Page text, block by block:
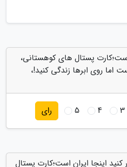
است؛کارت پستال های کوهستانی،
اما روی ابرها زندگی کنید!،
3
4
5 رای
کنید اینجا ایران است؛کارت پستال